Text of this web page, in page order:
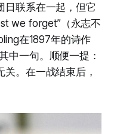
日联系在一起，但它
we forget”（永志不
在1897年的诗作
中一句。顺便一提：
。在一战结束后，